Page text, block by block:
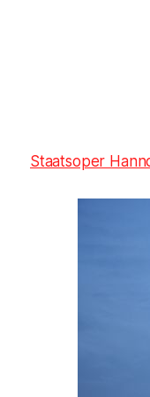
Staatsoper